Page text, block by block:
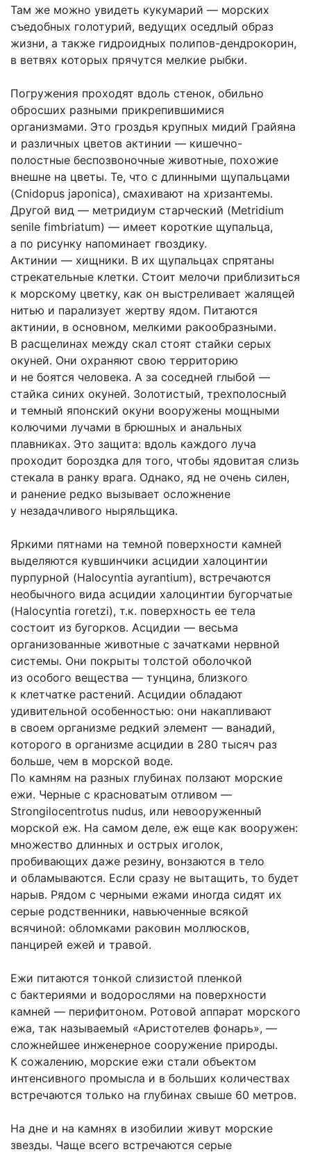
Там же можно увидеть кукумарий — морских
съедобных голотурий, ведущих оседлый образ
жизни, а также гидроидных полипов-дендрокорин,
в ветвях которых прячутся мелкие рыбки.
Погружения проходят вдоль стенок, обильно
обросших разными прикрепившимися
организмами. Это гроздья крупных мидий Грайяна
и различных цветов актинии — кишечно-
полостные беспозвоночные животные, похожие
внешне на цветы. Те, что с длинными щупальцами
(Cnidopus japonica), смахивают на хризантемы.
Другой вид — метридиум старческий (Metridium
senile fimbriatum) — имеет короткие щупальца,
а по рисунку напоминает гвоздику.
Актинии — хищники. В их щупальцах спрятаны
стрекательные клетки. Стоит мелочи приблизиться
к морскому цветку, как он выстреливает жалящей
нитью и парализует жертву ядом. Питаются
актинии, в основном, мелкими ракообразными.
В расщелинах между скал стоят стайки серых
окуней. Они охраняют свою территорию
и не боятся человека. А за соседней глыбой —
стайка синих окуней. Золотистый, трехполосный
и темный японский окуни вооружены мощными
колючими лучами в брюшных и анальных
плавниках. Это защита: вдоль каждого луча
проходит бороздка для того, чтобы ядовитая слизь
стекала в ранку врага. Однако, яд не очень силен,
и ранение редко вызывает осложнение
у незадачливого ныряльщика.
Яркими пятнами на темной поверхности камней
выделяются кувшинчики асцидии халоцинтии
пурпурной (Halocyntia ayrantium), встречаются
необычного вида асцидии халоцинтии бугорчатые
(Halocyntia roretzi), т.к. поверхность ее тела
состоит из бугорков. Асцидии — весьма
организованные животные с зачатками нервной
системы. Они покрыты толстой оболочкой
из особого вещества — тунцина, близкого
к клетчатке растений. Асцидии обладают
удивительной особенностью: они накапливают
в своем организме редкий элемент — ванадий,
которого в организме асцидии в 280 тысяч раз
больше, чем в морской воде.
По камням на разных глубинах ползают морские
ежи. Черные с красноватым отливом —
Strongilocentrotus nudus, или невооруженный
морской еж. На самом деле, еж еще как вооружен:
множество длинных и острых иголок,
пробивающих даже резину, вонзаются в тело
и обламываются. Если сразу не вытащить, то будет
нарыв. Рядом с черными ежами иногда сидят их
серые родственники, навьюченные всякой
всячиной: обломками раковин моллюсков,
панцирей ежей и травой.
Ежи питаются тонкой слизистой пленкой
с бактериями и водорослями на поверхности
камней — перифитоном. Ротовой аппарат морского
ежа, так называемый «Аристотелев фонарь», —
сложнейшее инженерное сооружение природы.
К сожалению, морские ежи стали объектом
интенсивного промысла и в больших количествах
встречаются только на глубинах свыше 60 метров.
На дне и на камнях в изобилии живут морские
звезды. Чаще всего встречаются серые